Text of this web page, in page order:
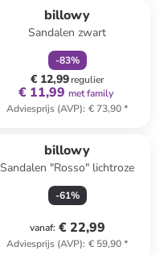
billowy
Sandalen zwart
-83%
€ 12,99regulier
€ 11,99 met family
Adviesprijs (AVP): € 73,90*
billowy
Sandalen "Rosso" lichtroze
-61%
vanaf: € 22,99
Adviesprijs (AVP): € 59,90*